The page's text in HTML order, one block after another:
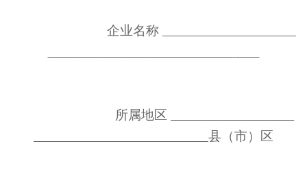
企业名称
所属地区
县（市）区